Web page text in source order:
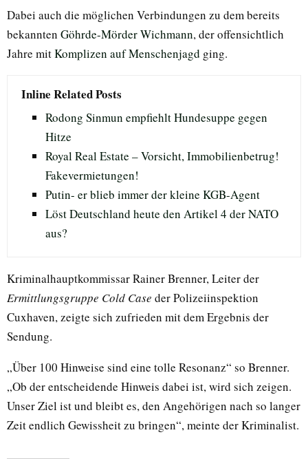
Dabei auch die möglichen Verbindungen zu dem bereits
bekannten Göhrde-Mörder Wichmann, der offensichtlich
Jahre mitKomplizen auf Menschenjagd ging.
Inline Related Posts
Rodong Sinmun empfiehlt Hundesuppe gegen
Hitze
Royal Real Estate – Vorsicht, Immobilienbetrug!
Fakevermietungen!
Putin- er blieb immer der kleine KGB-Agent
Löst Deutschland heute den Artikel 4 der NATO
aus?
Kriminalhauptkommissar Rainer Brenner, Leiter der
Ermittlungsgruppe Cold Case der Polizeiinspektion
Cuxhaven, zeigte sich zufrieden mit dem Ergebnis der
Sendung.
„Über 100 Hinweise sind eine tolle Resonanz“ so Brenner.
„Ob der entscheidende Hinweis dabei ist, wird sich zeigen.
Unser Ziel ist und bleibt es, den Angehörigen nach so langer
Zeit endlich Gewissheit zu bringen“, meinte der Kriminalist.